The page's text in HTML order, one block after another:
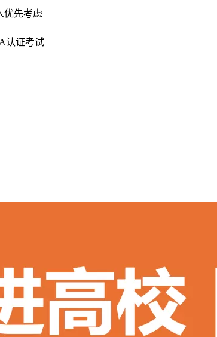
优先考虑
认证考试